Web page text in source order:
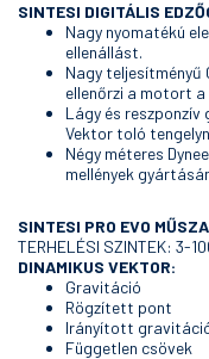
SINTESI DIGITÁLIS
Nagy nyomatékú
ellenállást.
Nagy teljesítményű
ellenőrzi a motort
Lágy és reszponzív
Vektor toló
Négy méteres
mellények
SINTESI PRO EVO
TERHELÉSI SZINTEK: 3-
DINAMIKUS VEKTOR:
Gravitáció
Rögzített pont
Irányított
Független csövek